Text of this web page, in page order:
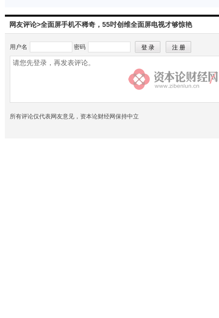
网友评论>全面屏手机不稀奇，55吋创维全面屏电视才够惊艳
用户名 密码
所有评论仅代表网友意见，资本论财经网保持中立